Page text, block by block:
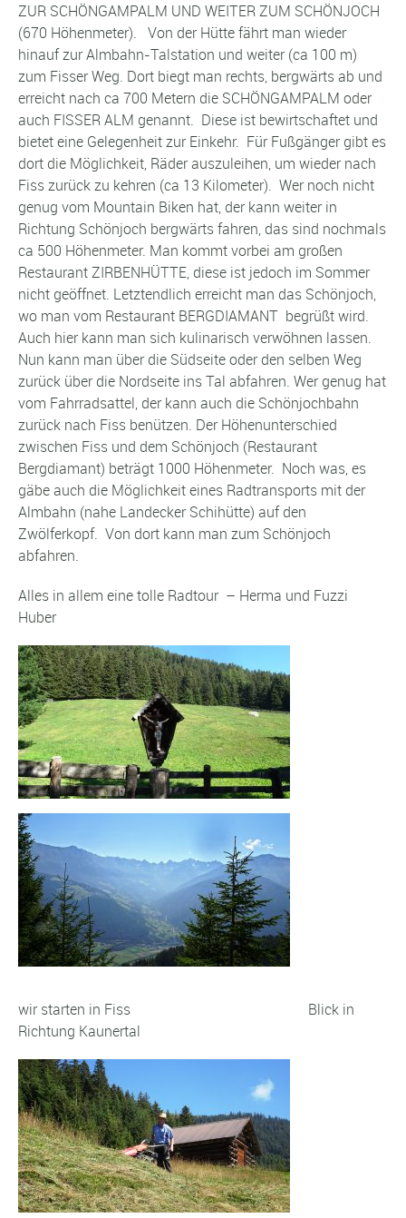
ZUR SCHÖNGAMPALM UND WEITER ZUM SCHÖNJOCH
(670 Höhenmeter). Von der Hütte fährt man wieder
hinauf zur Almbahn-Talstation und weiter (ca 100 m)
zum Fisser Weg. Dort biegt man rechts, bergwärts ab und
erreicht nach ca 700 Metern die SCHÖNGAMPALM oder
auch FISSER ALM genannt. Diese ist bewirtschaftet und
bietet eine Gelegenheit zur Einkehr. Für Fußgänger gibt es
dort die Möglichkeit, Räder auszuleihen, um wieder nach
Fiss zurück zu kehren (ca 13 Kilometer). Wer noch nicht
genug vom Mountain Biken hat, der kann weiter in
Richtung Schönjoch bergwärts fahren, das sind nochmals
ca 500 Höhenmeter. Man kommt vorbei am großen
Restaurant ZIRBENHÜTTE, diese ist jedoch im Sommer
nicht geöffnet. Letztendlich erreicht man das Schönjoch,
wo man vom Restaurant BERGDIAMANT begrüßt wird.
Auch hier kann man sich kulinarisch verwöhnen lassen.
Nun kann man über die Südseite oder den selben Weg
zurück über die Nordseite ins Tal abfahren. Wer genug hat
vom Fahrradsattel, der kann auch die Schönjochbahn
zurück nach Fiss benützen. Der Höhenunterschied
zwischen Fiss und dem Schönjoch (Restaurant
Bergdiamant) beträgt 1000 Höhenmeter. Noch was, es
gäbe auch die Möglichkeit eines Radtransports mit der
Almbahn (nahe Landecker Schihütte) auf den
Zwölferkopf. Von dort kann man zum Schönjoch
abfahren.
Alles in allem eine tolle Radtour – Herma und Fuzzi
Huber
wir starten in Fiss Blick in
Richtung Kaunertal